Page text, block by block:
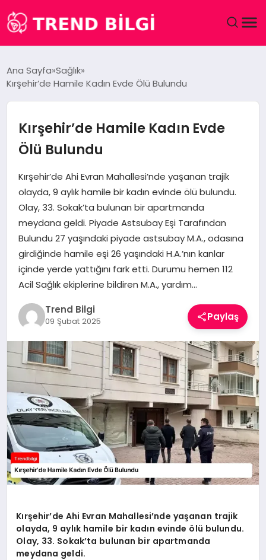
DÜNYA
EĞITIM
EKONOMI
MAGAZIN
SAĞLIK
SPOR
TEKNOLOJI
YAŞAM
Ana Sayfa Sağlık
Kırşehir’de Hamile Kadın Evde Ölü Bulundu
Kırşehir’de Hamile Kadın Evde
Ölü Bulundu
Kırşehir’de Ahi Evran Mahallesi’nde yaşanan trajik
olayda, 9 aylık hamile bir kadın evinde ölü bulundu.
Olay, 33. Sokak’ta bulunan bir apartmanda
meydana geldi. Piyade Astsubay Eşi Tarafından
Bulundu 27 yaşındaki piyade astsubay M.A., odasına
girdiğinde hamile eşi 26 yaşındaki H.A.’nın kanlar
içinde yerde yattığını fark etti. Durumu hemen 112
Acil Sağlık ekiplerine bildiren M.A., yardım…
Trend Bilgi
09 Şubat 2025 Paylaş
Kırşehir’de Ahi Evran Mahallesi’nde yaşanan trajik
olayda, 9 aylık hamile bir kadın evinde ölü bulundu.
Olay, 33. Sokak’ta bulunan bir apartmanda
meydana geldi.